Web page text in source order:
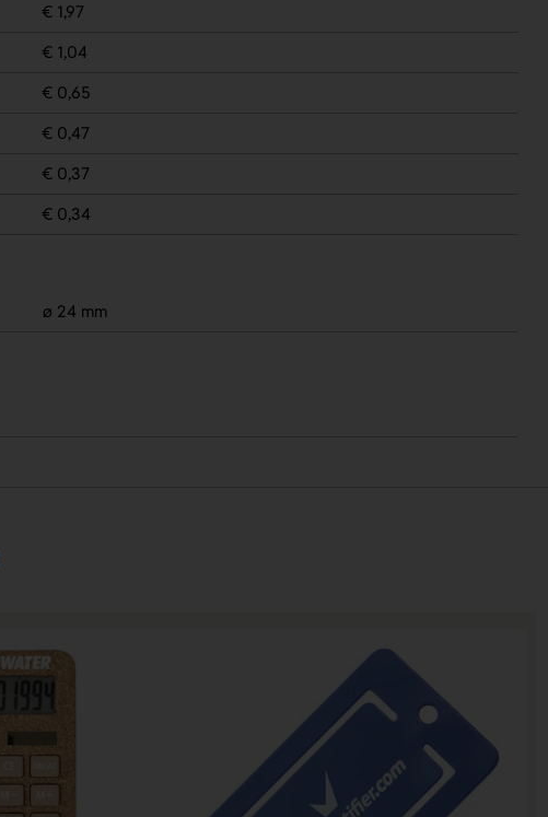
€ 1,97
€ 1,04
€ 0,65
€ 0,47
€ 0,37
€ 0,34
ø 24 mm